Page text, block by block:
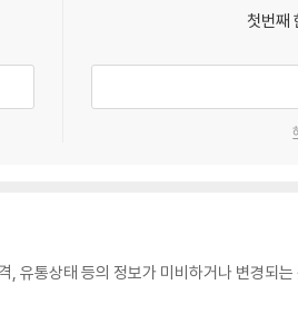
첫번째
유통상태 등의 정보가 미비하거나 변경되